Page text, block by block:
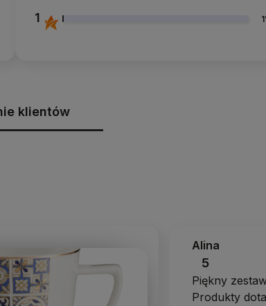
1
klientów
Alina
5
Piękny
Produkty